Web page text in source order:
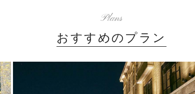
Plans
おすすめのプラン